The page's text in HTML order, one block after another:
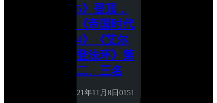
5》登顶，
《帝国时代
4》《艾尔
登法环》第
二、三名
21年11月8日 0151